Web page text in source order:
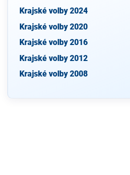
Krajské volby 2024
Krajské volby 2020
Krajské volby 2016
Krajské volby 2012
Krajské volby 2008